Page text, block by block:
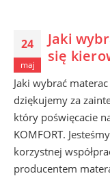
24
maj
Jaki
się
Jaki wybrać
dziękujemy za
który poświęcacie
KOMFORT.
korzystnej
producentem